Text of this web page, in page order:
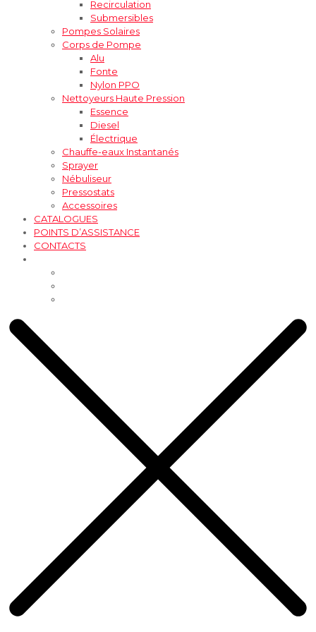
Recirculation
Submersibles
Pompes Solaires
Corps de Pompe
Alu
Fonte
Nylon PPO
Nettoyeurs Haute Pression
Essence
Diesel
Électrique
Chauffe-eaux Instantanés
Sprayer
Nébuliseur
Pressostats
Accessoires
CATALOGUES
POINTS D’ASSISTANCE
CONTACTS